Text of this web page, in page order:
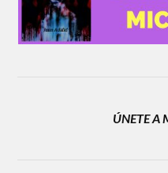
ÚNETE A